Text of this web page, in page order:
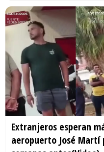
Extranjeros esperan
aeropuerto José